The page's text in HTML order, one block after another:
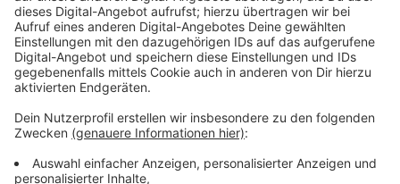
Vor Ort verstärkt das Hilfswerk zusammen mit
Partnerorganisationen die Maßnahmen gegen die
Epidemie - und ist dabei auf Spenden angewiesen.
Bank: Pax-Bank für Kirche und Caritas eG
IBAN: DE75 3706 0193 0000 1010 10
Stichwort: “Ebola Zentralafrika”